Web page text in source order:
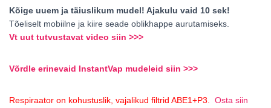
Kõige uuem ja täiuslikum mudel! Ajakulu vaid 10 sek!
Tõeliselt mobiilne ja kiire seade oblikhappe aurutamiseks.
Vt uut tutvustavat video siin >>>
Võrdle erinevaid InstantVap mudeleid siin >>>
Respiraator on kohustuslik, vajalikud filtrid ABE1+P3. Osta siin